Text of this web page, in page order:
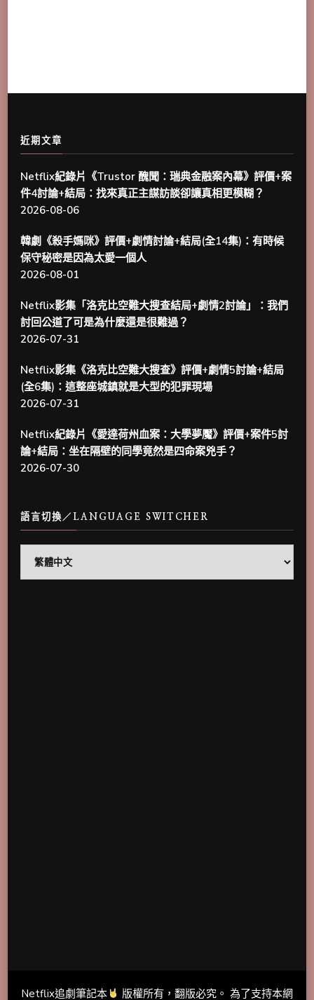
近期文章
Netflix紀錄片《Trustor 醜聞：瑞典金融案內幕》評價+案
件4討論+結局：找來真正主謀訪談卻讓真相更模糊？
2026-08-06
韓劇《殺手媽咪》評價+劇情討論+結局(全14集)：有時候
保守秘密是因為太愛一個人
2026-08-01
Netflix影集「洛克比空難大搜查結局+劇情2討論」：我們
討回公道了可是為什麼還是很難過？
2026-07-31
Netflix影集《洛克比空難大搜查》評價+劇情5討論+結局
(全6集)：這整座城鎮就是大型的犯罪現場
2026-07-31
Netflix紀錄片《愛達荷州血案：大學夢魘》評價+案件5討
論+結局：坐在隔壁的同學竟然是四命案兇手？
2026-07-30
語言切換／LANGUAGE SWITCHER
Netflix追劇筆記本 版權所有，翻版必究。 為了支持本網